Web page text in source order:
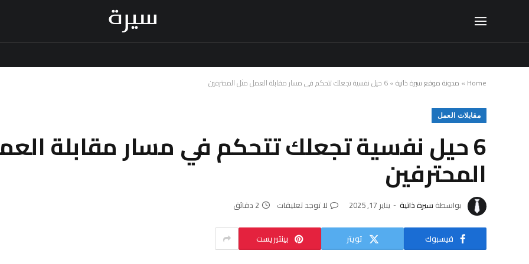
Home
» مدونة موقع سيرة ذاتية»6 حيل نفسية تجعلك تتحكم في مسار مقابلة العمل مثل المحترفين
مقابلات العمل
6 حيل نفسية تجعلك تتحكم في مسار مقابلة
المحترفين
بواسطة سيرة ذاتية يناير 17, 2025 لا توجد تعليقات 2 دقائق
فيسبوك تويتر بينتيريست